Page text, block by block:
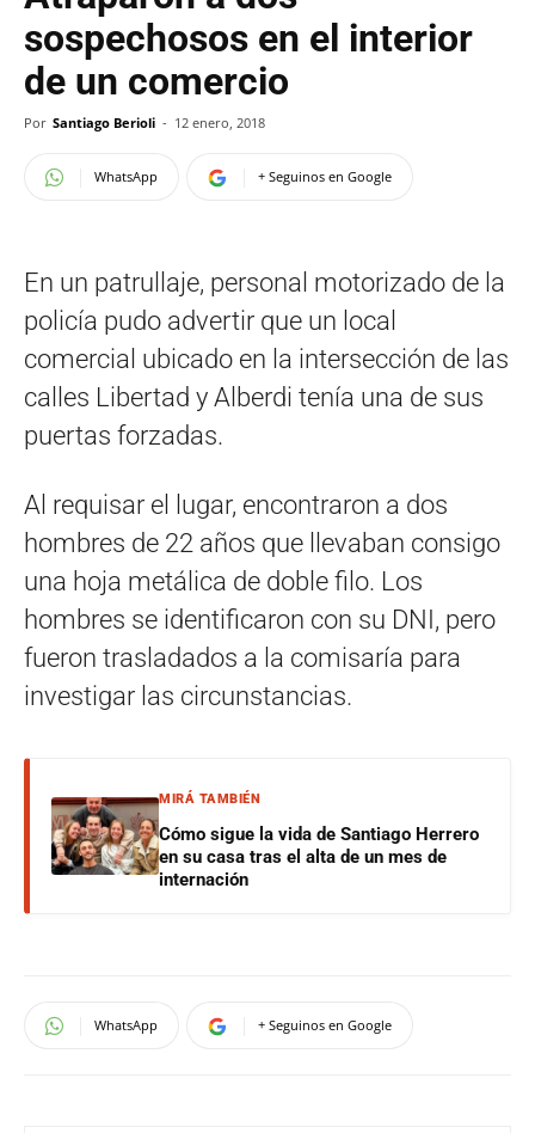
sospechosos en el interior
de un comercio
Por Santiago Berioli - 12 enero, 2018
WhatsApp + Seguinos en Google
En un patrullaje, personal motorizado de la
policía pudo advertir que un local
comercial ubicado en la intersección de las
calles Libertad y Alberdi tenía una de sus
puertas forzadas.
Al requisar el lugar, encontraron a dos
hombres de 22 años que llevaban consigo
una hoja metálica de doble filo. Los
hombres se identificaron con su DNI, pero
fueron trasladados a la comisaría para
investigar las circunstancias.
MIRÁ TAMBIÉN
Cómo sigue la vida de Santiago Herrero
en su casa tras el alta de un mes de
internación
WhatsApp + Seguinos en Google